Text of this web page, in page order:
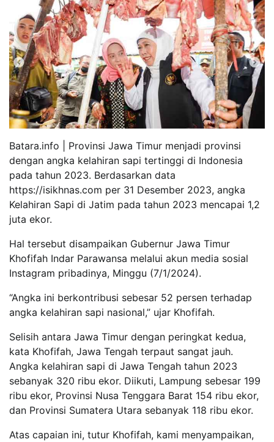
Batara.info | Provinsi Jawa Timur menjadi provinsi
dengan angka kelahiran sapi tertinggi di Indonesia
pada tahun 2023. Berdasarkan data
https://isikhnas.com per 31 Desember 2023, angka
Kelahiran Sapi di Jatim pada tahun 2023 mencapai 1,2
juta ekor.
Hal tersebut disampaikan Gubernur Jawa Timur
Khofifah Indar Parawansa melalui akun media sosial
Instagram pribadinya, Minggu (7/1/2024).
“Angka ini berkontribusi sebesar 52 persen terhadap
angka kelahiran sapi nasional,” ujar Khofifah.
Selisih antara Jawa Timur dengan peringkat kedua,
kata Khofifah, Jawa Tengah terpaut sangat jauh.
Angka kelahiran sapi di Jawa Tengah tahun 2023
sebanyak 320 ribu ekor. Diikuti, Lampung sebesar 199
ribu ekor, Provinsi Nusa Tenggara Barat 154 ribu ekor,
dan Provinsi Sumatera Utara sebanyak 118 ribu ekor.
Atas capaian ini, tutur Khofifah, kami menyampaikan,